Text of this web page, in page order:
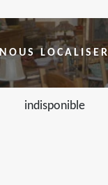
NOUS LOCALISER
indisponible